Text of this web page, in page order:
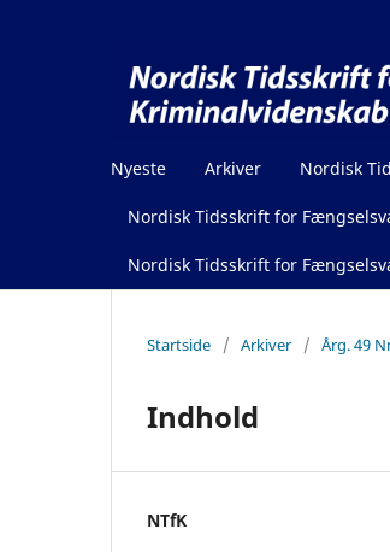
Nyeste Arkiver Nordisk
Nordisk Tidsskrift for
Nordisk Tidsskrift for
Startside / Arkiver / Årg. 49
Indhold
NTfK